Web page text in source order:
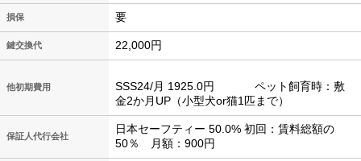
損保 要
鍵交換代 22,000円
他初期費用
SSS24/月 1925.0円 ペット飼育時：敷
金2か月UP（小型犬or猫1匹まで）
保証人代行会社
日本セーフティー 50.0% 初回：賃料総額の
50％ 月額：900円